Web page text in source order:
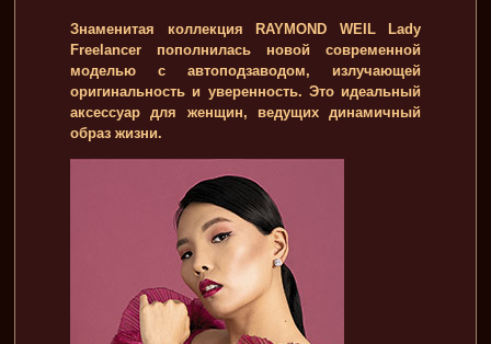
Знаменитая коллекция RAYMOND WEIL Lady
Freelancer пополнилась новой современной
моделью с автоподзаводом, излучающей
оригинальность и уверенность. Это идеальный
аксессуар для женщин, ведущих динамичный
образ жизни.